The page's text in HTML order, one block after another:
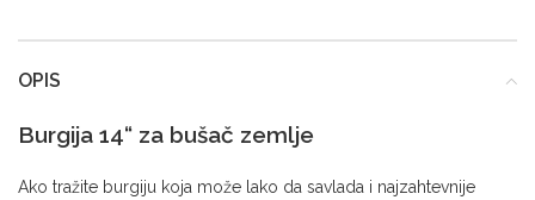
OPIS
Burgija 14“ za bušač zemlje
Ako tražite burgiju koja može lako da savlada i najzahtevnije